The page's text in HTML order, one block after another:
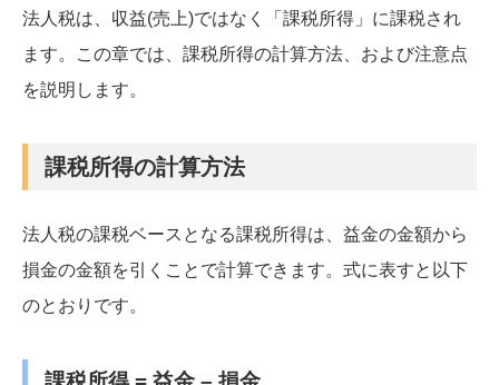
法人税は、収益(売上)ではなく「課税所得」に課税され
ます。この章では、課税所得の計算方法、および注意点
を説明します。
課税所得の計算方法
法人税の課税ベースとなる課税所得は、益金の金額から
損金の金額を引くことで計算できます。式に表すと以下
のとおりです。